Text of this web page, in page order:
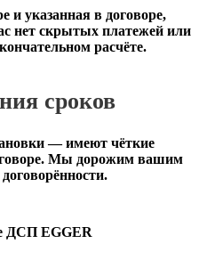
и указанная в договоре,
нет скрытых платежей или
расчёте.
сроков
— имеют чёткие
Мы дорожим вашим
ДСП EGGER